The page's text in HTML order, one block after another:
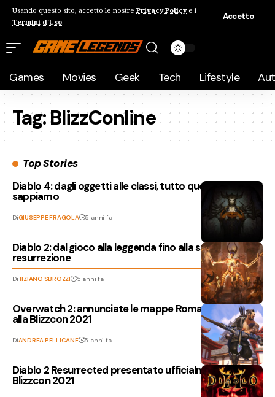
Usando questo sito, accetto le nostre Privacy Policye i
Termini d'Uso.
Accetto
Games Movies Geek Tech Lifestyle
Tag:BlizzConline
Top Stories
Diablo 4: dagli oggetti alle classi, tutto quello che
sappiamo
DiGIUSEPPE FRAGOLA 5 anni fa
Diablo 2: dal gioco alla leggenda fino alla sua
resurrezione
DiTIZIANO SBROZZI 5 anni fa
Overwatch 2: annunciate le mappe Roma e New York
alla Blizzcon 2021
DiANDREA PELLICANE 5 anni fa
Diablo 2 Resurrected presentato ufficialmente alla
Blizzcon 2021